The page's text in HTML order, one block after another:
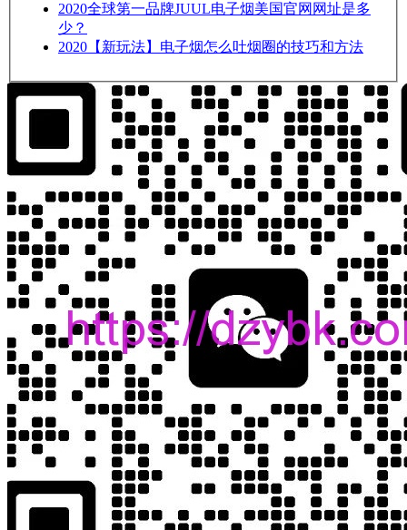
2020全球第一品牌JUUL电子烟美国官网网址是多
少？
2020 【新玩法】电子烟怎么吐烟圈的技巧和方法